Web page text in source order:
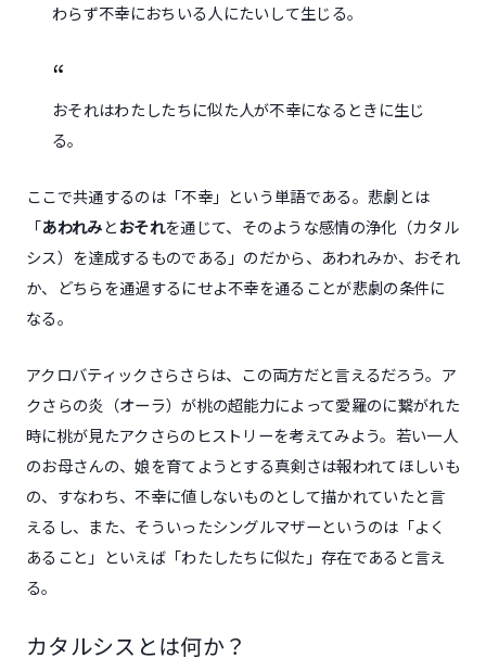
わらず不幸におちいる人にたいして生じる。
おそれはわたしたちに似た人が不幸になるときに生じ
る。
ここで共通するのは「不幸」という単語である。悲劇とは
「あわれみとおそれを通じて、そのような感情の浄化（カタル
シス）を達成するものである」のだから、あわれみか、おそれ
か、どちらを通過するにせよ不幸を通ることが悲劇の条件に
なる。
アクロバティックさらさらは、この両方だと言えるだろう。ア
クさらの炎（オーラ）が桃の超能力によって愛羅のに繋がれた
時に桃が見たアクさらのヒストリーを考えてみよう。若い一人
のお母さんの、娘を育てようとする真剣さは報われてほしいも
の、すなわち、不幸に値しないものとして描かれていたと言
えるし、また、そういったシングルマザーというのは「よく
あること」といえば「わたしたちに似た」存在であると言え
る。
カタルシスとは何か？